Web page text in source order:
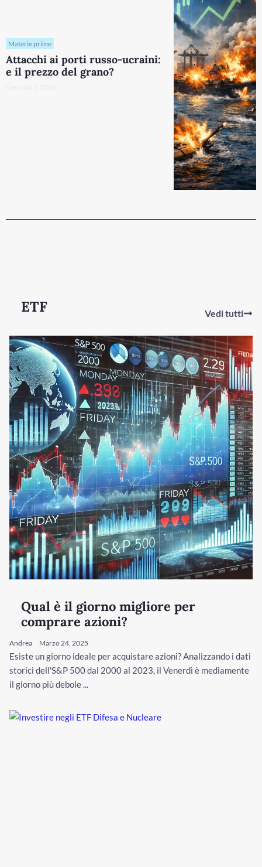
Materie prime
Attacchi ai porti russo-ucraini:
e il prezzo del grano?
ETF Vedi tutti
Qual è il giorno migliore per
comprare azioni?
Andrea Marzo 24, 2025
Esiste un giorno ideale per acquistare azioni? Analizzando i dati
storici dell'S&P 500 dal 2000 al 2023, il Venerdì è mediamente
il giorno più debole ...